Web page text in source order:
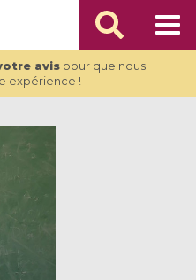
avispour que nous
expérience !